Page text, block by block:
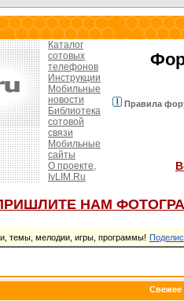
Каталог
сотовых
телефонов
Инструкции
Мобильные
новости
Библиотека
сотовой
связи
Мобильные
сайты
О проекте,
IvLIM.Ru
Правила
НАМ
темы, мелодии, игры, программы!
Свежее